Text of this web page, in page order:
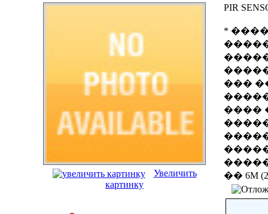
Увеличить
картинку
PIR
*
���
����
�� 6M